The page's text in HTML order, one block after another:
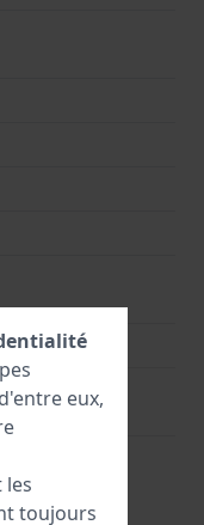
à ressort à
rapide
eux,
les
toujours